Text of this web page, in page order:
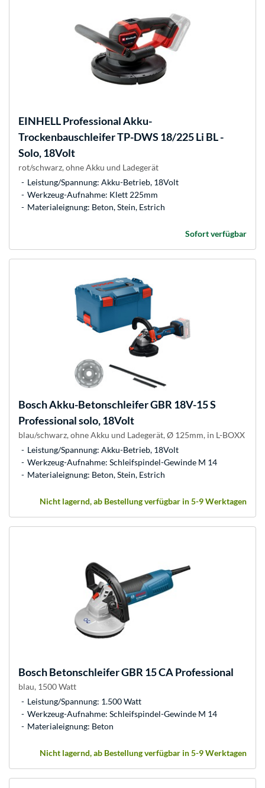
EINHELLProfessional Akku-
Trockenbauschleifer TP-DWS 18/225 Li BL -
Solo, 18Volt
rot/schwarz, ohne Akku und Ladegerät
Leistung/Spannung: Akku-Betrieb, 18Volt
Werkzeug-Aufnahme: Klett 225mm
Materialeignung: Beton, Stein, Estrich
Sofort verfügbar
BoschAkku-Betonschleifer GBR 18V-15 S
Professional solo, 18Volt
blau/schwarz, ohne Akku und Ladegerät, Ø 125mm, in L-BOXX
Leistung/Spannung: Akku-Betrieb, 18Volt
Werkzeug-Aufnahme: Schleifspindel-Gewinde M 14
Materialeignung: Beton, Stein, Estrich
Nicht lagernd, ab Bestellung verfügbar in 5-9 Werktagen
BoschBetonschleifer GBR 15 CA Professional
blau, 1500 Watt
Leistung/Spannung: 1.500 Watt
Werkzeug-Aufnahme: Schleifspindel-Gewinde M 14
Materialeignung: Beton
Nicht lagernd, ab Bestellung verfügbar in 5-9 Werktagen